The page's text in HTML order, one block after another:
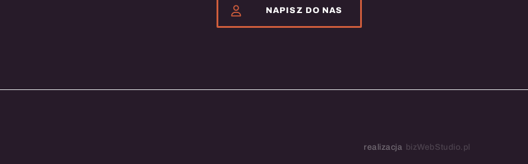
NAPISZ DO NAS
realizacja bizWebStudio.pl